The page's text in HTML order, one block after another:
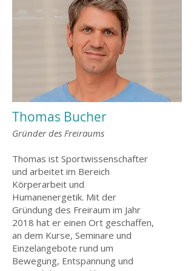
Thomas Bucher
Gründer des Freiraums
Thomas ist Sportwissenschafter
und arbeitet im Bereich
Körperarbeit und
Humanenergetik. Mit der
Gründung des Freiraum im Jahr
2018 hat er einen Ort geschaffen,
an dem Kurse, Seminare und
Einzelangebote rund um
Bewegung, Entspannung und